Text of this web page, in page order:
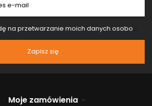
e-mail
osobowych (adres e-mail) na potrzeby wysyłki newslettera z informacją handlową (marketing). Więcej w
Zapisz się
Moje zamówienia